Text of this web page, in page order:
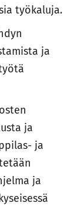
työkaluja.
ja
ja
ja
ja